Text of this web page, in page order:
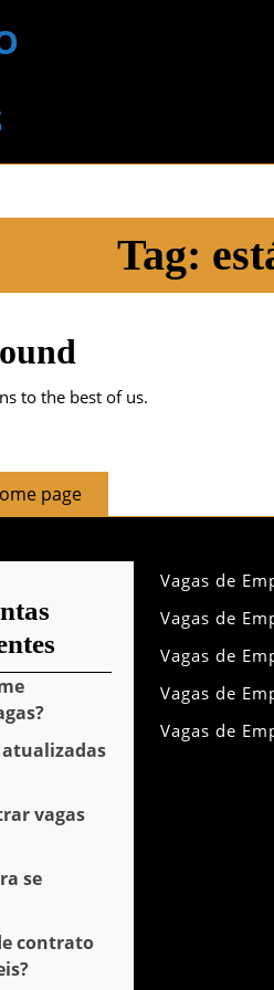
Tag:
to the best of us.
pageReturn
to
atualizadas
vagas
se
contrato
Vagas de
Vagas de
Vagas de
Vagas de
Vagas de